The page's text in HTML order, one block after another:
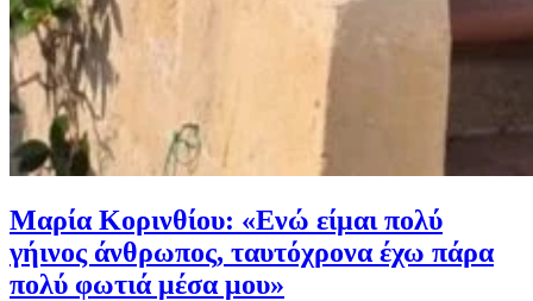
Μαρία Κορινθίου: «Ενώ είμαι πολύ
γήινος άνθρωπος, ταυτόχρονα έχω πάρα
πολύ φωτιά μέσα μου»